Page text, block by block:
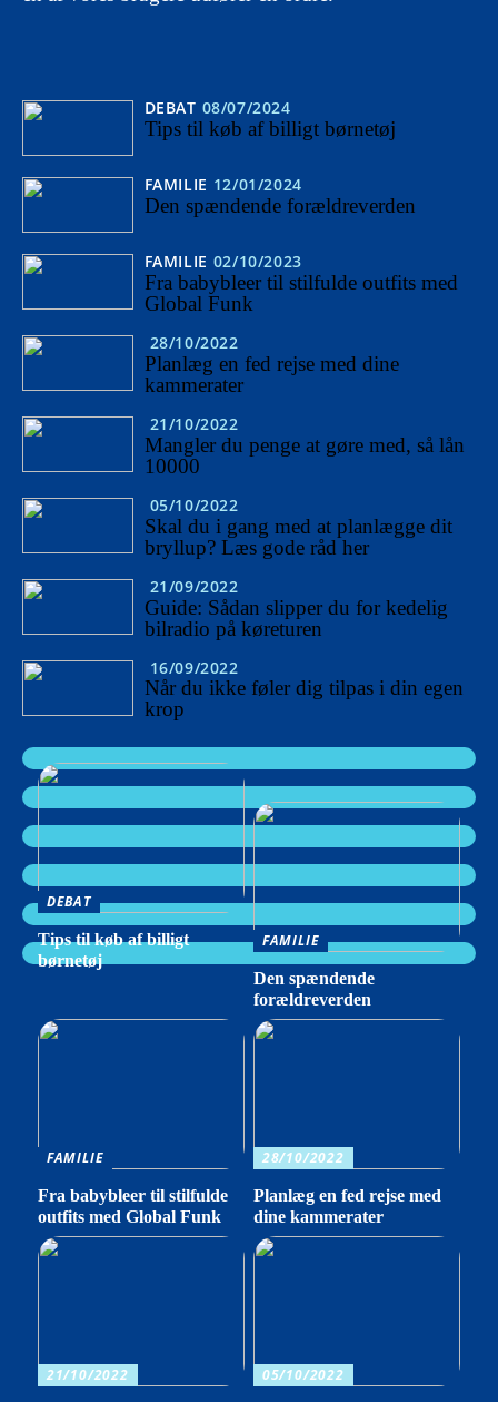
DEBAT 08/07/2024
Tips til køb af billigt børnetøj
FAMILIE 12/01/2024
Den spændende forældreverden
FAMILIE 02/10/2023
Fra babybleer til stilfulde outfits med
Global Funk
28/10/2022
Planlæg en fed rejse med dine
kammerater
21/10/2022
Mangler du penge at gøre med, så lån
10000
05/10/2022
Skal du i gang med at planlægge dit
bryllup? Læs gode råd her
21/09/2022
Guide: Sådan slipper du for kedelig
bilradio på køreturen
16/09/2022
Når du ikke føler dig tilpas i din egen
krop
DEBAT
Tips til køb af billigt
børnetøj
FAMILIE
Den spændende
forældreverden
FAMILIE
Fra babybleer til stilfulde
outfits med Global Funk
28/10/2022
Planlæg en fed rejse med
dine kammerater
21/10/2022 05/10/2022